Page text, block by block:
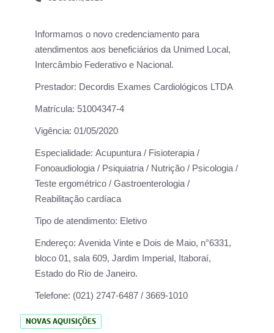
Informamos o novo credenciamento para
atendimentos aos beneficiários da Unimed Local,
Intercâmbio Federativo e Nacional.
Prestador: Decordis Exames Cardiológicos LTDA
Matrícula: 51004347-4
Vigência: 01/05/2020
Especialidade: Acupuntura / Fisioterapia /
Fonoaudiologia / Psiquiatria / Nutrição / Psicologia /
Teste ergométrico / Gastroenterologia /
Reabilitação cardíaca
Tipo de atendimento: Eletivo
Endereço: Avenida Vinte e Dois de Maio, n°6331,
bloco 01, sala 609, Jardim Imperial, Itaboraí,
Estado do Rio de Janeiro.
Telefone: (021) 2747-6487 / 3669-1010
NOVAS AQUISIÇÕES